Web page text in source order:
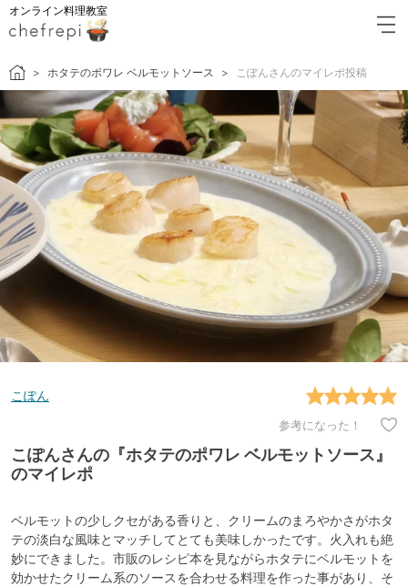
オンライン料理教室
ホタテのポワレ ベルモットソース こぽんさんのマイレポ投稿
こぽん
参考になった！
こぽんさんの『ホタテのポワレ ベルモットソース』
のマイレポ
ベルモットの少しクセがある香りと、クリームのまろやかさがホタ
テの淡白な風味とマッチしてとても美味しかったです。火入れも絶
妙にできました。市販のレシピ本を見ながらホタテにベルモットを
効かせたクリーム系のソースを合わせる料理を作った事があり、そ